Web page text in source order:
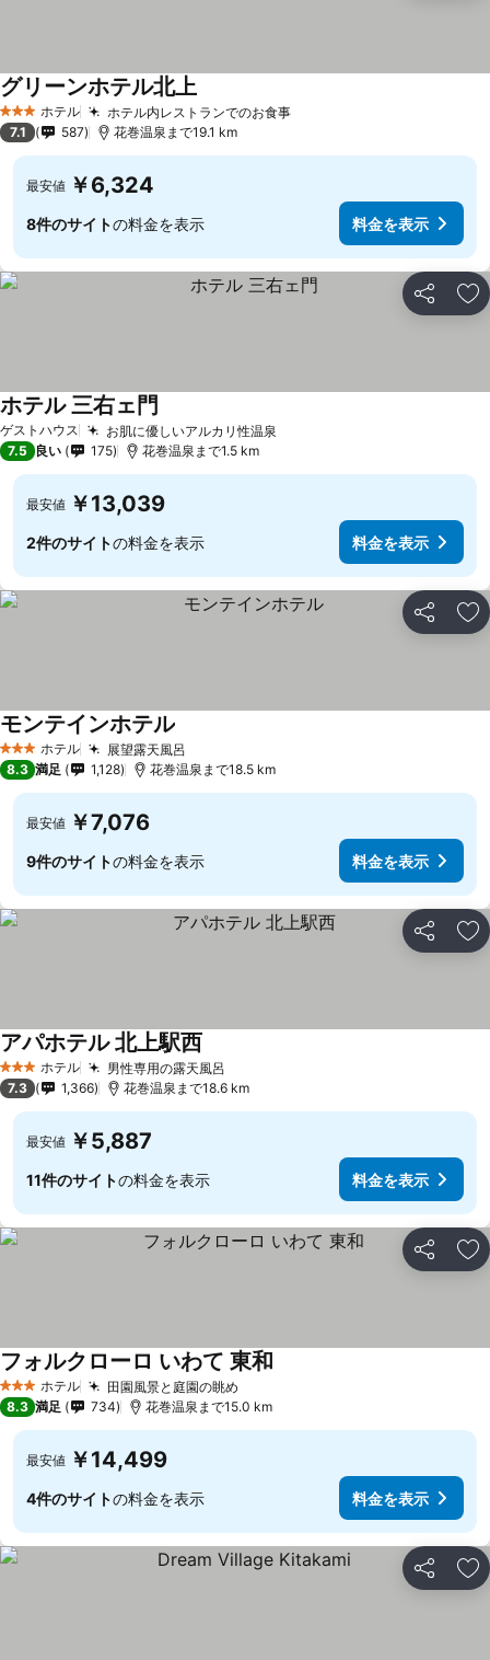
3 ホテルのランク
ホテル ホテル内レストランでのお食事
グリーンホテル北上
7.1 587 花巻温泉まで19.1 km
最安値 ￥6,324
8件のサイトの料金を表示 料金を表示
シェア お
ゲストハウス お肌に優しいアルカリ性温泉
ホテル 三右ェ門
7.5 良い 175 花巻温泉まで1.5 km
最安値 ￥13,039
2件のサイトの料金を表示 料金を表示
シェア お
3 ホテルのランク
ホテル 展望露天風呂
モンテインホテル
8.3 満足 1,128 花巻温泉まで18.5 km
最安値 ￥7,076
9件のサイトの料金を表示 料金を表示
シェア お
3 ホテルのランク
ホテル 男性専用の露天風呂
アパホテル 北上駅西
7.3 1,366 花巻温泉まで18.6 km
最安値 ￥5,887
11件のサイトの料金を表示 料金を表示
シェア お
3 ホテルのランク
ホテル 田園風景と庭園の眺め
フォルクローロ いわて 東和
8.3 満足 734 花巻温泉まで15.0 km
最安値 ￥14,499
4件のサイトの料金を表示 料金を表示
シェア お